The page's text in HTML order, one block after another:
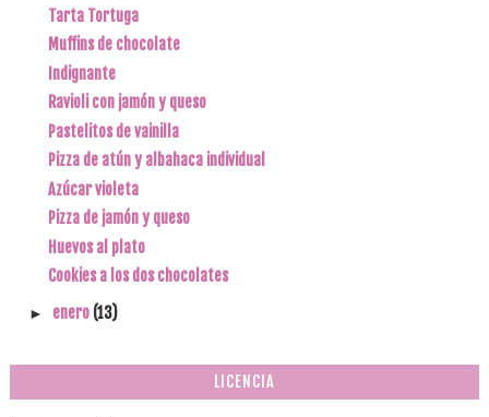
Tarta Tortuga
Muffins de chocolate
Indignante
Ravioli con jamón y queso
Pastelitos de vainilla
Pizza de atún y albahaca individual
Azúcar violeta
Pizza de jamón y queso
Huevos al plato
Cookies a los dos chocolates
► enero (13)
LICENCIA